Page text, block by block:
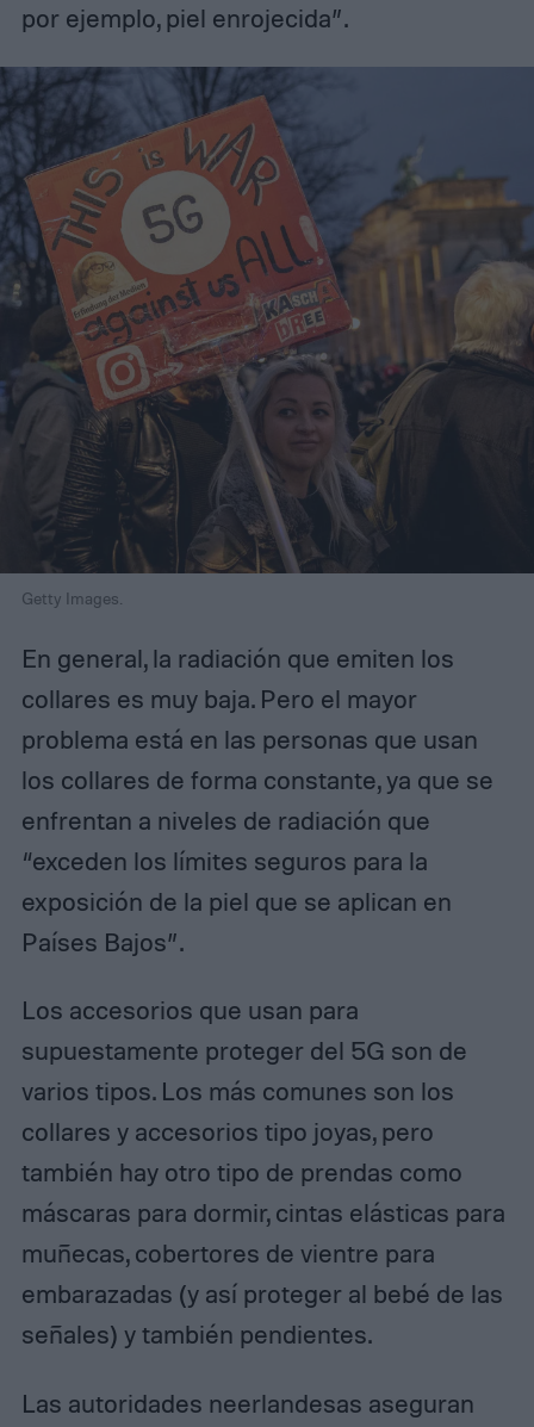
por ejemplo, piel enrojecida”.
Getty Images.
En general, la radiación que emiten los
collares es muy baja. Pero el mayor
problema está en las personas que usan
los collares de forma constante, ya que se
enfrentan a niveles de radiación que
“exceden los límites seguros para la
exposición de la piel que se aplican en
Países Bajos”.
Los accesorios que usan para
supuestamente proteger del 5G son de
varios tipos. Los más comunes son los
collares y accesorios tipo joyas, pero
también hay otro tipo de prendas como
máscaras para dormir, cintas elásticas para
muñecas, cobertores de vientre para
embarazadas (y así proteger al bebé de las
señales) y también pendientes.
Las autoridades neerlandesas aseguran